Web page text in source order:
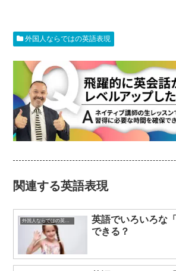
外国人ならではの英語表現
関連する英語表現
外国人ならではの英語表現
英語でいろいろな
できる？